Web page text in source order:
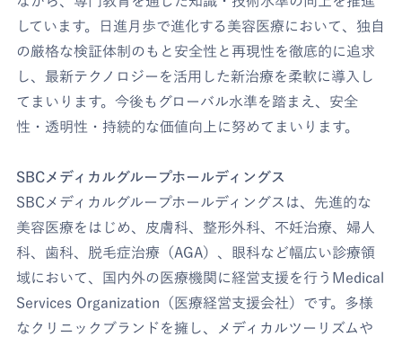
しています。日進月歩で進化する美容医療において、独自
の厳格な検証体制のもと安全性と再現性を徹底的に追求
し、最新テクノロジーを活用した新治療を柔軟に導入し
てまいります。今後もグローバル水準を踏まえ、安全
性・透明性・持続的な価値向上に努めてまいります。
SBCメディカルグループホールディングス
SBCメディカルグループホールディングスは、先進的な
美容医療をはじめ、皮膚科、整形外科、不妊治療、婦人
科、歯科、脱毛症治療（AGA）、眼科など幅広い診療領
域において、国内外の医療機関に経営支援を行うMedical
Services Organization（医療経営支援会社）です。多様
なクリニックブランドを擁し、メディカルツーリズムや